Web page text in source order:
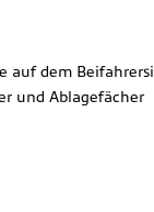
auf dem
und Ablagefächer